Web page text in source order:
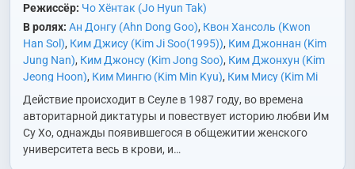
Режиссёр: Чо Хёнтак (Jo Hyun Tak)
В ролях: Ан Донгу (Ahn Dong Goo), Квон Хансоль (Kwon
Han Sol), Ким Джису (Kim Ji Soo(1995)), Ким Джоннан (Kim
Jung Nan), Ким Джонсу (Kim Jong Soo), Ким Джонхун (Kim
Jeong Hoon), Ким Мингю (Kim Min Kyu), Ким Мису (Kim Mi
Soo)
Ким Сохён (Kim Seo Hyun)
Ким Сынхва (Kim Seung
Ким Хеюн (Kim Hye Yoon)
Ли Джонхён (Lee Jong
Hyun)
Ли Хварён (Lee Hwa Ryong) ,Нам Миджон (Nam Mi
Jung)
Пэ Мёнджин (Bae Myung Jin)
Действие происходит в Сеуле в 1987 году, во времена
авторитарной диктатуры и повествует историю любви Им
Су Хо, однажды появившегося в общежитии женского
университета весь в крови, и…